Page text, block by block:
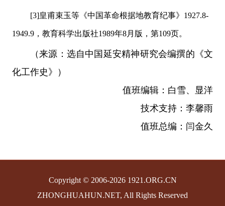
[3]皇甫束玉等《中国革命根据地教育纪事》1927.8-
1949.9，教育科学出版社1989年8月版，第109页。
（来源：选自中国延安精神研究会编撰的《文
化工作史》）
值班编辑：白雪、显洋
技术支持：李馨雨
值班总编：闫金久
Copyright © 2006-2026 1921.ORG.CN
ZHONGHUAHUN.NET, All Rights Reserved